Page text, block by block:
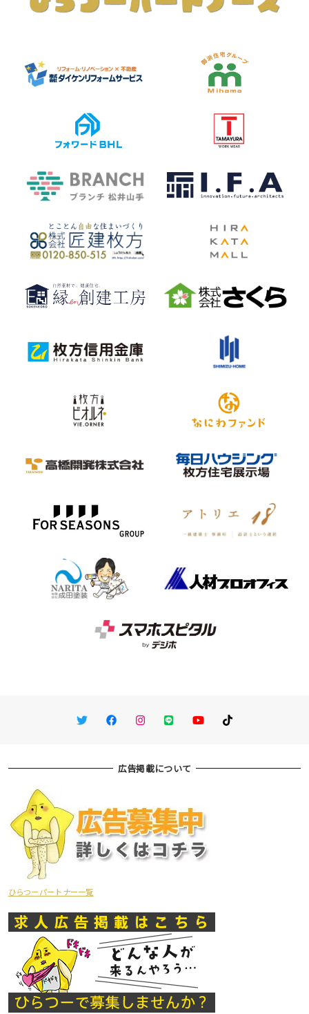
TwitterFacebookInstagram
LINE You TubeTikTok
広告掲載について
ひらつーパートナー一覧